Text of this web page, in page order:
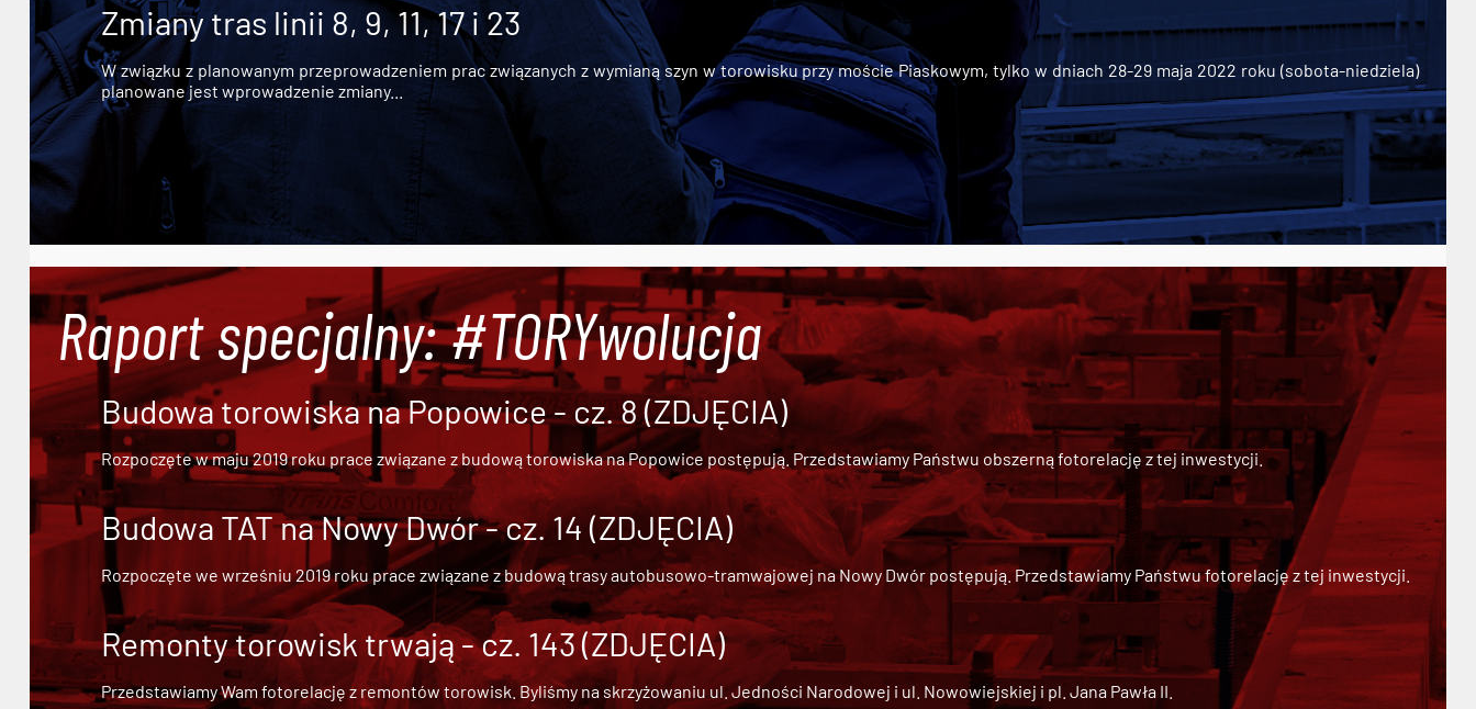
Zmiany tras linii 8, 9, 11, 17 i 23
W związku z planowanym przeprowadzeniem prac związanych z wymianą szyn w torowisku przy moście Piaskowym, tylko w dniach 28-29 maja 2022 roku (sobota-niedziela)
planowane jest wprowadzenie zmiany...
Raport specjalny: #TORYwolucja
Budowa torowiska na Popowice - cz. 8 (ZDJĘCIA)
Rozpoczęte w maju 2019 roku prace związane z budową torowiska na Popowice postępują. Przedstawiamy Państwu obszerną fotorelację z tej inwestycji.
Budowa TAT na Nowy Dwór - cz. 14 (ZDJĘCIA)
Rozpoczęte we wrześniu 2019 roku prace związane zbudową trasy autobusowo-tramwajowej na Nowy Dwórpostępują. Przedstawiamy Państwu fotorelację z tej inwestycji.
Remonty torowisk trwają - cz. 143 (ZDJĘCIA)
Przedstawiamy Wam fotorelację z remontów torowisk. Byliśmy na skrzyżowaniu ul. Jedności Narodowej i ul. Nowowiejskiej i pl. Jana Pawła II.